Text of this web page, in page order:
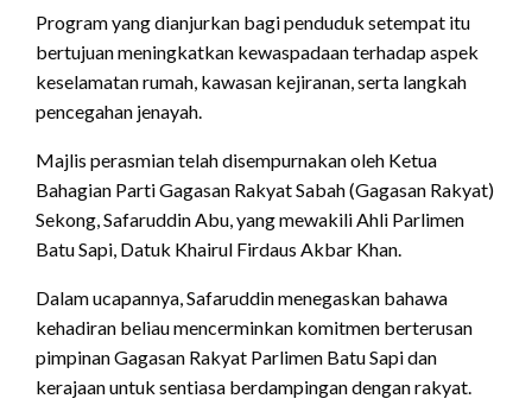
Program yang dianjurkan bagi penduduk setempat itu
bertujuan meningkatkan kewaspadaan terhadap aspek
keselamatan rumah, kawasan kejiranan, serta langkah
pencegahan jenayah.
Majlis perasmian telah disempurnakan oleh Ketua
Bahagian Parti Gagasan Rakyat Sabah (Gagasan Rakyat)
Sekong, Safaruddin Abu, yang mewakili Ahli Parlimen
Batu Sapi, Datuk Khairul Firdaus Akbar Khan.
Dalam ucapannya, Safaruddin menegaskan bahawa
kehadiran beliau mencerminkan komitmen berterusan
pimpinan Gagasan Rakyat Parlimen Batu Sapi dan
kerajaan untuk sentiasa berdampingan dengan rakyat.